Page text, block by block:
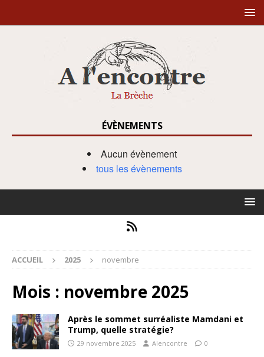
ÉVÈNEMENTS
Aucun évènement
tous les évènements
ACCUEIL 2025 novembre
Mois : novembre 2025
Après le sommet surréaliste Mamdani et
Trump, quelle stratégie?
29 novembre 2025 Alencontre 0